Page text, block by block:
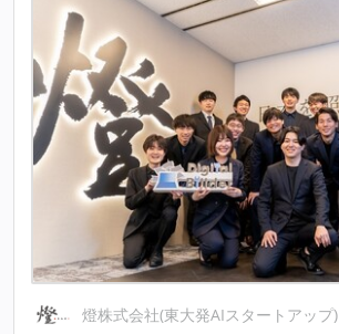
燈株式会社(東大発AIスタートアップ)